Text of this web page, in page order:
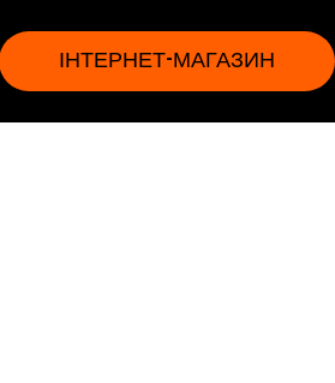
ІНТЕРНЕТ-МАГАЗИН